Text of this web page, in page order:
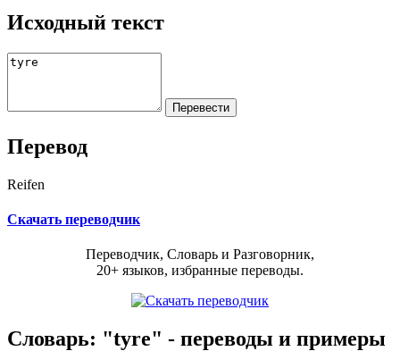
Исходный текст
Перевод
Reifen
Скачать переводчик
Переводчик, Словарь и Разговорник,
20+ языков, избранные переводы.
Словарь: "tyre" - переводы и примеры